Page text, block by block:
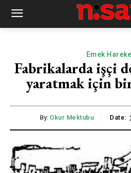
Emek
Fabrikalarda işçi
yaratmak için
By: Okur Mektubu Date: